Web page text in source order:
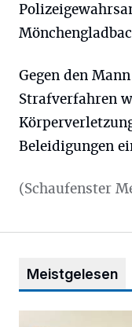
Gegen den
Strafverfahren
Beleidigungen
(Schaufenster
Meistgelesen